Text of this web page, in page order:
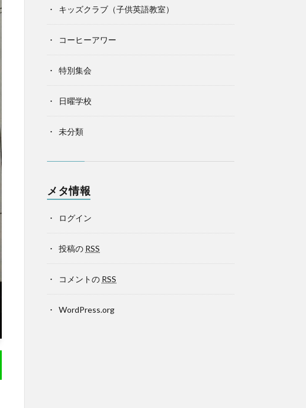
キッズクラブ（子供英語教室）
コーヒーアワー
特別集会
日曜学校
未分類
メタ情報
ログイン
投稿の RSS
コメントの RSS
WordPress.org